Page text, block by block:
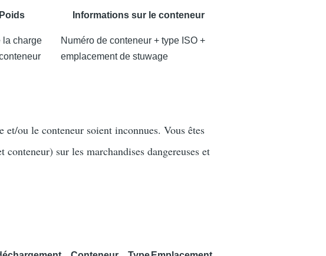
Poids Informations sur le conteneur
la charge
Numéro de conteneur + type ISO +
emplacement de stuwage
ou le conteneur soient inconnues. Vous êtes
sur les marchandises dangereuses et